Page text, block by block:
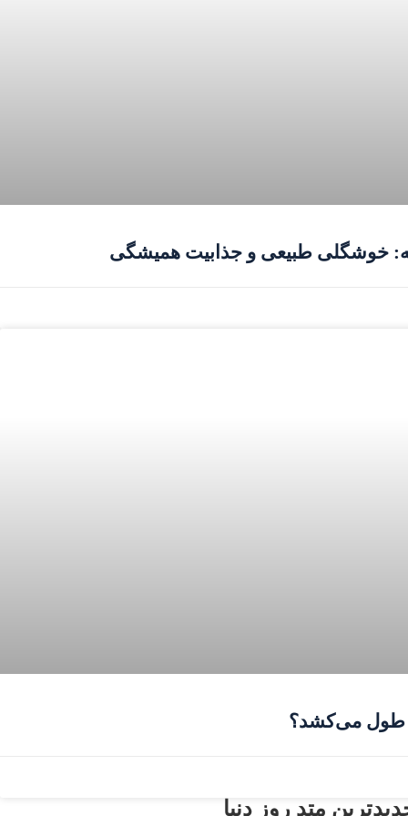
خوشگلی طبیعی و جذابیت همیشگی
طول می‌کشد؟
متد روز دنیا